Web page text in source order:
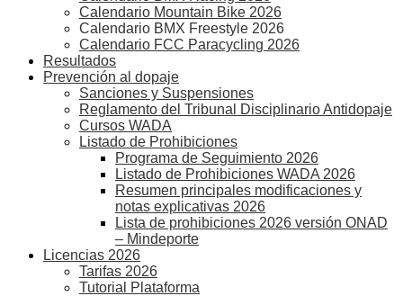
Calendario Mountain Bike 2026
Calendario BMX Freestyle 2026
Calendario FCC Paracycling 2026
Resultados
Prevención al dopaje
Sanciones y Suspensiones
Reglamento del Tribunal Disciplinario Antidopaje
Cursos WADA
Listado de Prohibiciones
Programa de Seguimiento 2026
Listado de Prohibiciones WADA 2026
Resumen principales modificaciones y
notas explicativas 2026
Lista de prohibiciones 2026 versión ONAD
– Mindeporte
Licencias 2026
Tarifas 2026
Tutorial Plataforma